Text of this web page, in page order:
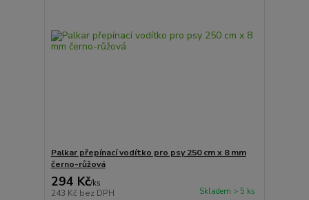
Palkar přepínací vodítko pro psy 250 cm x 8 mm
černo-růžová
294 Kč/ks
243 Kč bez DPH Skladem > 5 ks